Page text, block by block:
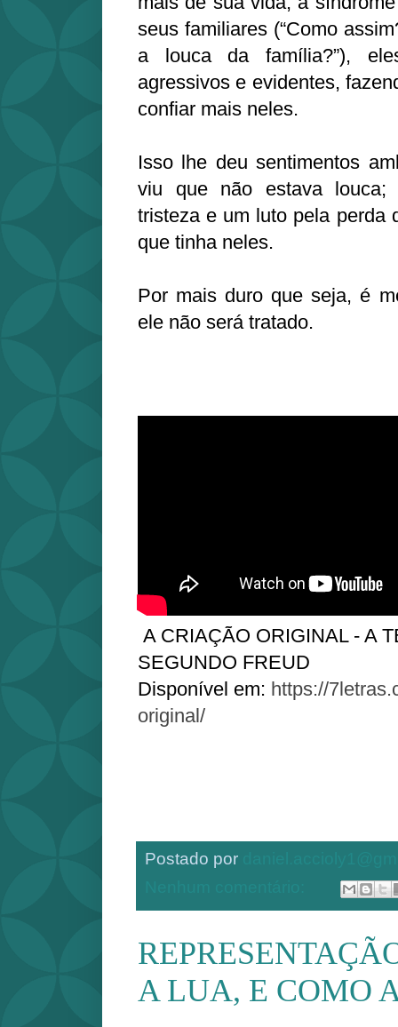
seus familiares (“Como
a louca da família?”),
agressivos e evidentes,
confiar mais neles.
Isso lhe deu sentimentos
viu que não estava louca;
tristeza e um luto pela perda
que tinha neles.
Por mais duro que seja, é
ele não será tratado.
A CRIAÇÃO ORIGINAL - A
SEGUNDO FREUD
Disponível em: https://
original/
Postado por
A LUA, E COMO